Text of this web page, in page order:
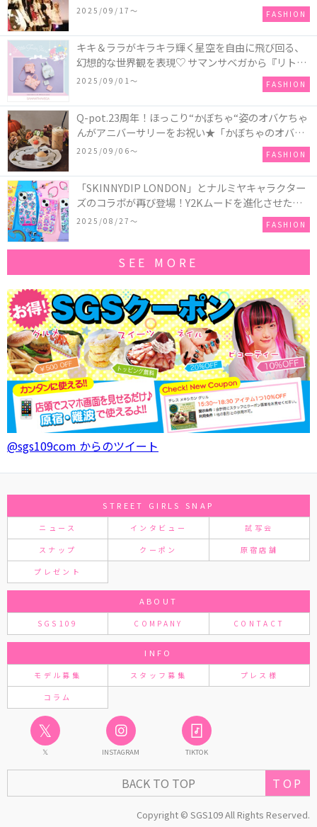
2025/09/17〜 FASHION
キキ＆ララがキラキラ輝く星空を自由に飛び回る、
幻想的な世界観を表現♡ サマンサベガから『リトル
ツインスターズ』50周年アニバーサリーイヤー』を
2025/09/01〜 FASHION
Q-pot.23周年！ほっこり“かぼちゃ“姿のオバケちゃ
んがアニバーサリーをお祝い★「かぼちゃのオバケ
ーキアクセサリー」が新発売！Q-pot CAFE.では
「かぼちゃのオバケーキプレート」も登場
2025/09/06〜 FASHION
「SKINNYDIP LONDON」とナルミヤキャラクター
ズのコラボが再び登場！Y2Kムードを進化させた新
作コレクションを発売♪
2025/08/27〜 FASHION
SEE MORE
@sgs109com からのツイート
STREET GIRLS SNAP
ニュース インタビュー 試写会
スナップ クーポン 原宿店舗
プレゼント
ABOUT
SGS109 COMPANY CONTACT
INFO
モデル募集 スタッフ募集 プレス様
コラム
𝕏
𝕏 INSTAGRAM TIKTOK
BACK TO TOP
Copyright © SGS109 All Rights Reserved.
TOP